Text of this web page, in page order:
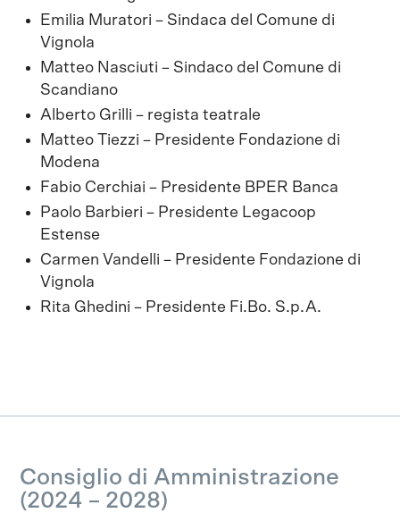
Emilia Muratori – Sindaca del Comune di
Vignola
Matteo Nasciuti – Sindaco del Comune di
Scandiano
Alberto Grilli – regista teatrale
Matteo Tiezzi – Presidente Fondazione di
Modena
Fabio Cerchiai – Presidente BPER Banca
Paolo Barbieri – Presidente Legacoop
Estense
Carmen Vandelli – Presidente Fondazione di
Vignola
Rita Ghedini – Presidente Fi.Bo. S.p.A.
Consiglio di Amministrazione
(2024 – 2028)